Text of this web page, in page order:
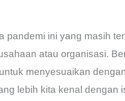
pandemi ini yang masih
atau organisasi.
menyesuaikan
lebih kita kenal dengan